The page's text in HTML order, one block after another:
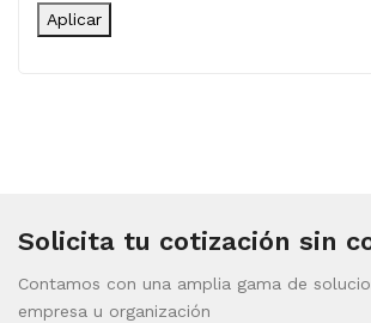
Aplicar
Solicita tu cotización sin
Contamos con una amplia gama de
empresa u organización